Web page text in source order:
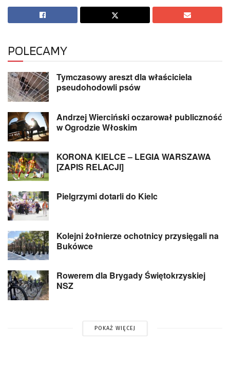
POLECAMY
Tymczasowy areszt dla właściciela
pseudohodowli psów
Andrzej Wierciński oczarował publiczność
w Ogrodzie Włoskim
KORONA KIELCE – LEGIA WARSZAWA
[ZAPIS RELACJI]
Pielgrzymi dotarli do Kielc
Kolejni żołnierze ochotnicy przysięgali na
Bukówce
Rowerem dla Brygady Świętokrzyskiej
NSZ
POKAŻ WIĘCEJ